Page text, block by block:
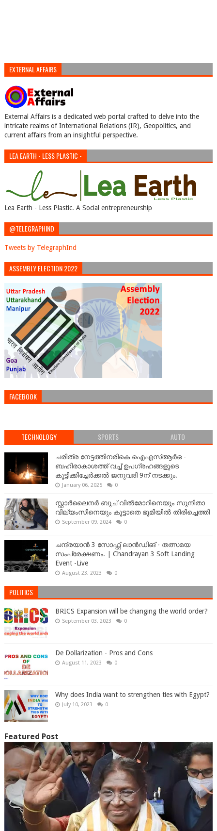
EXTERNAL AFFAIRS
External Affairs is a dedicated web portal crafted to delve into the
intricate realms of International Relations (IR), Geopolitics, and
current affairs from an insightful perspective.
LEA EARTH - LESS PLASTIC -
Lea Earth - Less Plastic. A Social entrepreneurship
@TELEGRAPHIND
Tweets by TelegraphInd
ASSEMBLY ELECTION 2022
FACEBOOK
TECHNOLOGY SPORTS AUTO
ചരിത്ര നേട്ടത്തിനരികെ ഐഎസ്ആർഒ -
ബഹിരാകാശത്ത് വച്ച് ഉപഗ്രഹങ്ങളുടെ
കൂട്ടിക്കിച്ചേർക്കൽ ജനുവരി 9ന് നടക്കും.
January 06, 2025 0
സ്റ്റാർലൈനർ ബുച് വിൽമോറിനെയും സുനിതാ
വില്യംസിനെയും കൂട്ടാതെ ഭൂമിയിൽ തിരിച്ചെത്തി
September 09, 2024 0
ചന്ദ്രയാൻ 3 സോഫ്റ്റ് ലാൻഡിങ് - തത്സമയ
സംപ്രേക്ഷണം. | Chandrayan 3 Soft Landing
Event -Live
August 23, 2023 0
POLITICS
BRICS Expansion will be changing the world order?
September 03, 2023 0
De Dollarization - Pros and Cons
August 11, 2023 0
Why does India want to strengthen ties with Egypt?
July 10, 2023 0
Featured Post